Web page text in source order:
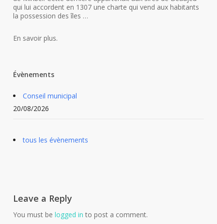
qui lui accordent en 1307 une charte qui vend aux habitants
la possession des îles …
En savoir plus.
Évènements
Conseil municipal
20/08/2026
tous les évènements
Leave a Reply
You must be logged in to post a comment.